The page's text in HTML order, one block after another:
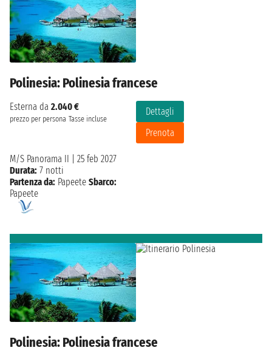
Polinesia: Polinesia francese
Esterna da 2.040 €
prezzo per persona Tasse incluse
Dettagli
Prenota
M/S Panorama II
25 feb 2027
Durata: 7 notti
Partenza da: Papeete Sbarco:
Papeete
Polinesia: Polinesia francese